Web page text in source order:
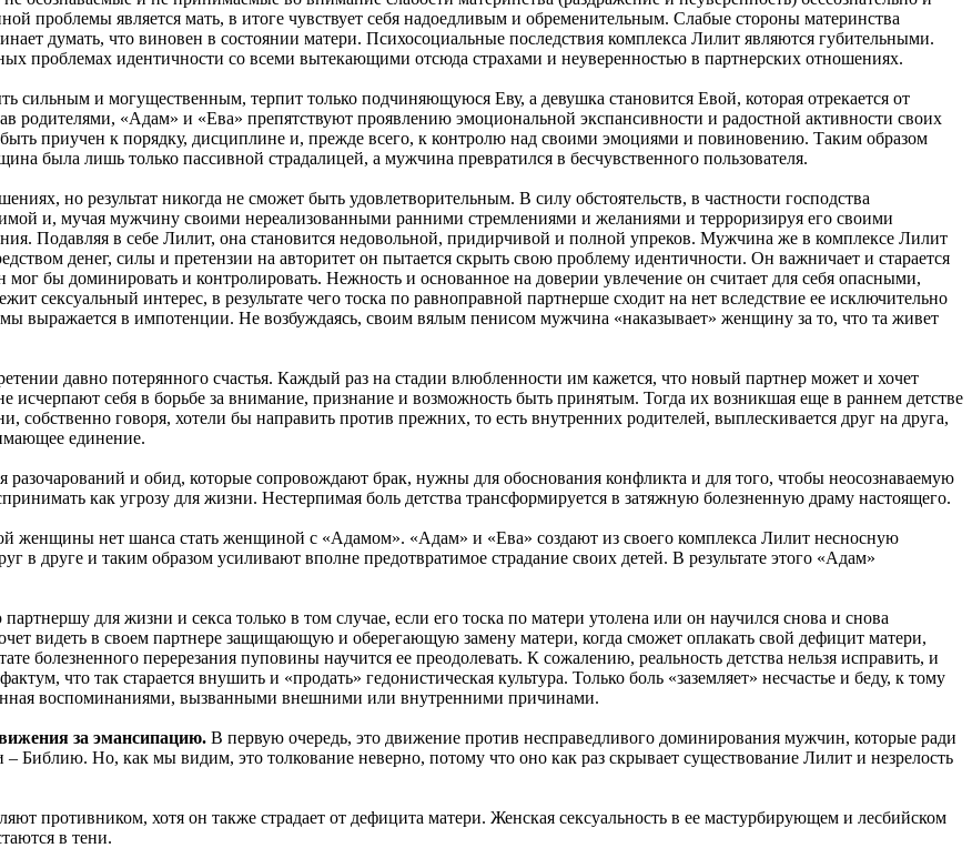
проблемы является мать, в итоге чувствует себя надоедливым и обременительным. Слабые стороны материнства
думать, что виновен в состоянии матери. Психосоциальные последствия комплекса Лилит являются губительными.
идентичности со всеми вытекающими отсюда страхами и неуверенностью в партнерских отношениях.
сильным и могущественным, терпит только подчиняющуюся Еву, а девушка становится Евой, которая отрекается от
родителями, «Адам» и «Ева» препятствуют проявлению эмоциональной экспансивности и радостной активности своих
приучен к порядку, дисциплине и, прежде всего, к контролю над своими эмоциями и повиновению. Таким образом
была лишь только пассивной страдалицей, а мужчина превратился в бесчувственного пользователя.
но результат никогда не сможет быть удовлетворительным. В силу обстоятельств, в частности господства
и, мучая мужчину своими нереализованными ранними стремлениями и желаниями и терроризируя его своими
Подавляя в себе Лилит, она становится недовольной, придирчивой и полной упреков. Мужчина же в комплексе Лилит
денег, силы и претензии на авторитет он пытается скрыть свою проблему идентичности. Он важничает и старается
бы доминировать и контролировать. Нежность и основанное на доверии увлечение он считает для себя опасными,
сексуальный интерес, в результате чего тоска по равноправной партнерше сходит на нет вследствие ее исключительно
выражается в импотенции. Не возбуждаясь, своим вялым пенисом мужчина «наказывает» женщину за то, что та живет
давно потерянного счастья. Каждый раз на стадии влюбленности им кажется, что новый партнер может и хочет
исчерпают себя в борьбе за внимание, признание и возможность быть принятым. Тогда их возникшая еще в раннем детстве
собственно говоря, хотели бы направить против прежних, то есть внутренних родителей, выплескивается друг на друга,
единение.
и обид, которые сопровождают брак, нужны для обоснования конфликта и для того, чтобы неосознаваемую
как угрозу для жизни. Нестерпимая боль детства трансформируется в затяжную болезненную драму настоящего.
нет шанса стать женщиной с «Адамом». «Адам» и «Ева» создают из своего комплекса Лилит несносную
в друге и таким образом усиливают вполне предотвратимое страдание своих детей. В результате этого «Адам»
для жизни и секса только в том случае, если его тоска по матери утолена или он научился снова и снова
видеть в своем партнере защищающую и оберегающую замену матери, когда сможет оплакать свой дефицит матери,
болезненного перерезания пуповины научится ее преодолевать. К сожалению, реальность детства нельзя исправить, и
что так старается внушить и «продать» гедонистическая культура. Только боль «заземляет» несчастье и беду, к тому
воспоминаниями, вызванными внешними или внутренними причинами.
за эмансипацию. В первую очередь, это движение против несправедливого доминирования мужчин, которые ради
Библию. Но, как мы видим, это толкование неверно, потому что оно как раз скрывает существование Лилит и незрелость
противником, хотя он также страдает от дефицита матери. Женская сексуальность в ее мастурбирующем и лесбийском
в тени.